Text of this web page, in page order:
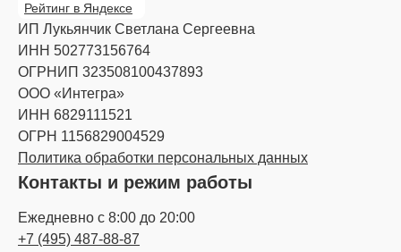
Рейтинг в Яндексе
ИП Лукьянчик Светлана Сергеевна
ИНН 502773156764
ОГРНИП 323508100437893
ООО «Интегра»
ИНН 6829111521
ОГРН 1156829004529
Политика обработки персональных данных
Контакты и режим работы
Ежедневно с 8:00 до 20:00
+7 (495) 487-88-87